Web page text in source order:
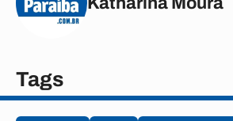
Tags